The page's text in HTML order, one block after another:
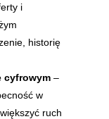
i
historię
cyfrowym –
w
ruch